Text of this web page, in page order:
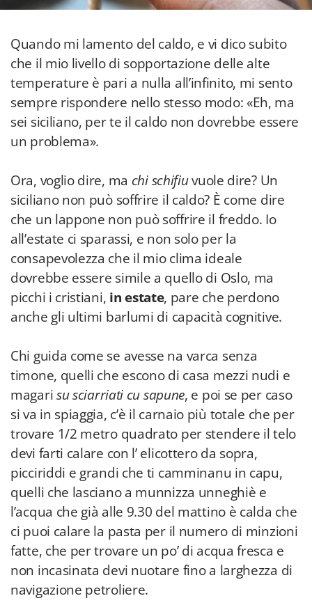
Quando mi lamento del caldo, e vi dico subito
che il mio livello di sopportazione delle alte
temperature è pari a nulla all’infinito, mi sento
sempre rispondere nello stesso modo: «Eh, ma
sei siciliano, per te il caldo non dovrebbe essere
un problema».
Ora, voglio dire, ma chi schifiuvuole dire? Un
siciliano non può soffrire il caldo? È come dire
che un lappone non può soffrire il freddo. Io
all’estate ci sparassi, e non solo per la
consapevolezza che il mio clima ideale
dovrebbe essere simile a quello di Oslo, ma
picchi i cristiani, in estate, pare che perdono
anche gli ultimi barlumi di capacità cognitive.
Chi guida come se avesse na varca senza
timone, quelli che escono di casa mezzi nudi e
magarisu sciarriati cu sapune, e poi se per caso
si va in spiaggia, c’è il carnaio più totale che per
trovare 1/2 metro quadrato per stendere il telo
devi farti calare con l’ elicottero da sopra,
picciriddi e grandi che ti camminanu in capu,
quelli che lasciano a munnizza unneghiè e
l’acqua che già alle 9.30 del mattino è calda che
ci puoi calare la pasta per il numero di minzioni
fatte, che per trovare un po’ di acqua fresca e
non incasinata devi nuotare fino a larghezza di
navigazione petroliere.